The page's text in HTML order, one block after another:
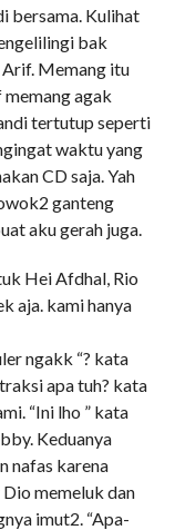
bersama. Kulihat
bak
Arif. Memang itu
agak
tertutup seperti
waktu yang
CD saja. Yah
ganteng
aku gerah juga.
Hei Afdhal, Rio
aja. kami hanya
ngakk “? kata
apa tuh? kata
“Ini lho ” kata
Keduanya
nafas karena
memeluk dan
imut2. “Apa-